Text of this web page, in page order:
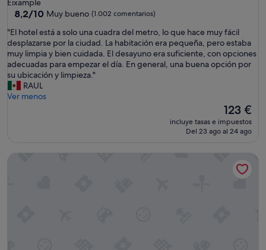
2.0 estrellas
8.2
10,
Muy
bueno,
(1.002 comentarios)
8,2/10 Muy bueno (1.002 comentarios)
"
E
l
h
o
e
"El hotel está a solo una cuadra del metro, lo que hace muy fácil
desplazarse por la ciudad. La habitación era pequeña, pero estaba
muy limpia y bien cuidada. El desayuno era suficiente, con opciones
adecuadas para empezar el día. En general, una buena opción por
su ubicación y limpieza."
RAUL
Ver menos
El
precio
actual
123 €
incluye tasas e impuestos
Del 23 ago al 24 ago